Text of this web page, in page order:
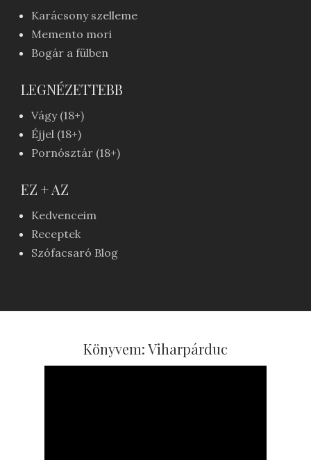
Karácsony szelleme
Memento mori
Bogár a fülben
LEGNÉZETTEBB
Vágy (18+)
Éjjel (18+)
Pornósztár (18+)
EZ + AZ
Kedvenceim
Receptek
Szófacsaró Blog
Könyvem: Viharpárduc